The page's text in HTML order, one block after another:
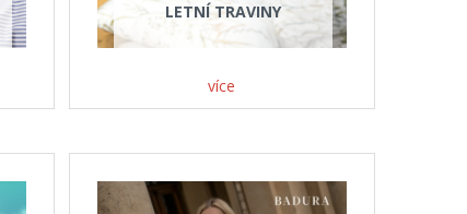
LETNÍ TRAVINY
více